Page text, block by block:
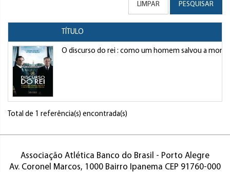
LIMPAR PESQUISAR
TÍTULO
O discurso do rei : como um homem salvou a
Total de 1 referência(s) encontrada(s)
Associação Atlética Banco do Brasil - Porto Alegre
Av. Coronel Marcos, 1000 Bairro Ipanema CEP 91760-000